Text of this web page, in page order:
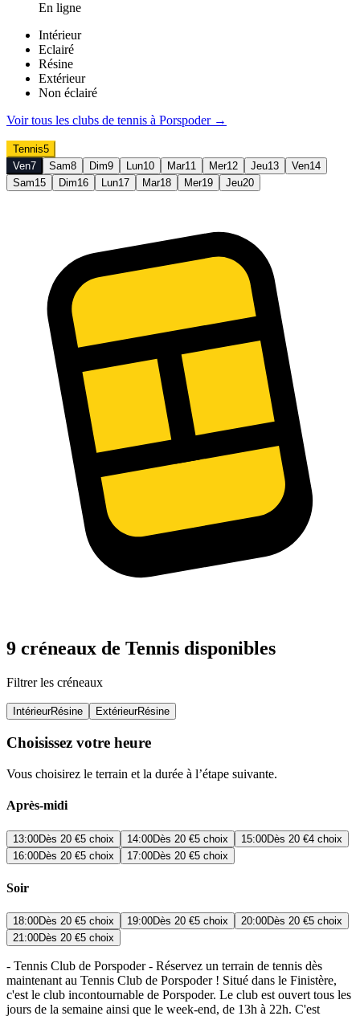
En ligne
Intérieur
Eclairé
Résine
Extérieur
Non éclairé
Voir tous les clubs de tennis à Porspoder→
Tennis5
Ven7 Sam8 Dim9 Lun10 Mar11 Mer12 Jeu13 Ven14
Sam15 Dim16 Lun17 Mar18 Mer19 Jeu20
9 créneaux de Tennis disponibles
Filtrer les créneaux
IntérieurRésine ExtérieurRésine
Choisissez votre heure
Vous choisirez le terrain et la durée à l’étape suivante.
Après-midi
13:00Dès 20 €5 choix 14:00Dès 20 €5 choix 15:00Dès 20 €4 choix
16:00Dès 20 €5 choix 17:00Dès 20 €5 choix
Soir
18:00Dès 20 €5 choix 19:00Dès 20 €5 choix 20:00Dès 20 €5 choix
21:00Dès 20 €5 choix
- Tennis Club de Porspoder - Réservez un terrain de tennis dès
maintenant au Tennis Club de Porspoder ! Situé dans le Finistère,
c'est le club incontournable de Porspoder. Le club est ouvert tous les
jours de la semaine ainsi que le week-end, de 13h à 22h. C'est